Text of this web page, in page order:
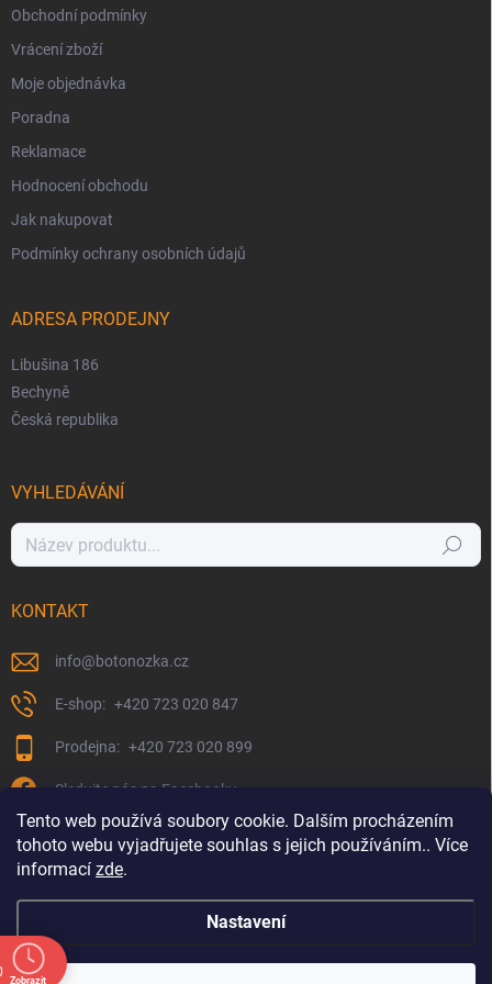
Tento web používá soubory cookie. Dalším procházením
tohoto webu vyjadřujete souhlas s jejich používáním.. Více
informací zde.
Nastavení
Obchodní podmínky
Vrácení zboží
Moje objednávka
Poradna
Reklamace
Hodnocení obchodu
Jak nakupovat
Podmínky ochrany osobních údajů
ADRESA PRODEJNY
Libušina 186
Bechyně
Česká republika
VYHLEDÁVÁNÍ
Hledat
KONTAKT
info@botonozka.cz
+420 723 020 847
+420 723 020 899
Sledujte nás na Facebooku
Zobrazit